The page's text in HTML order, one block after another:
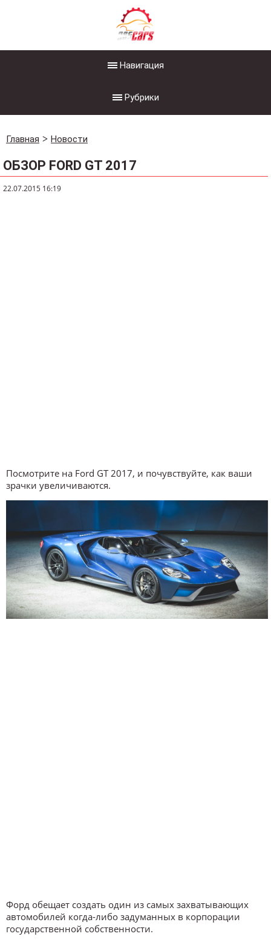
Навигация
Рубрики
Главная Новости
ОБЗОР FORD GT 2017
22.07.2015 16:19
Посмотрите на Ford GT 2017, и почувствуйте, как ваши
зрачки увеличиваются.
Форд обещает создать один из самых захватывающих
автомобилей когда-либо задуманных в корпорации
государственной собственности.